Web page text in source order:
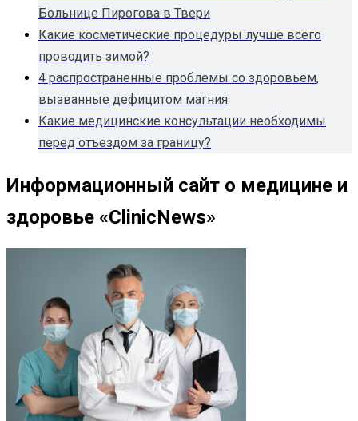
Больнице Пирогова в Твери
Какие косметические процедуры лучше всего
проводить зимой?
4 распространенные проблемы со здоровьем,
вызванные дефицитом магния
Какие медицинские консультации необходимы
перед отъездом за границу?
Информационный сайт о медицине и
здоровье «ClinicNews»